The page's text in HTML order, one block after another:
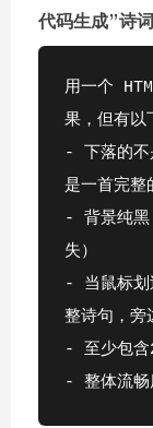
代码生成”诗
用一个
果，但有以
- 下落的不
是一首完整
- 背景纯黑
失）
- 当鼠标划
整诗句，旁
- 至少包含
- 整体流畅